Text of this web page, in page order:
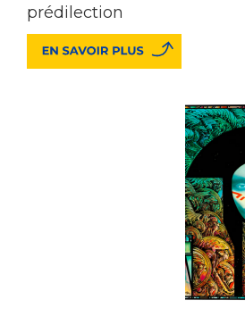
prédilection